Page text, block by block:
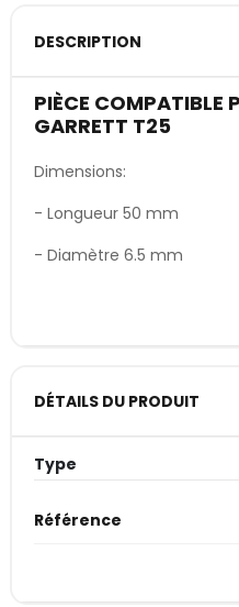
DESCRIPTION
PIÈCE COMPATIBLE
GARRETT T25
Dimensions:
- Longueur 50 mm
- Diamètre 6.5 mm
DÉTAILS DU PRODUIT
Type
Référence